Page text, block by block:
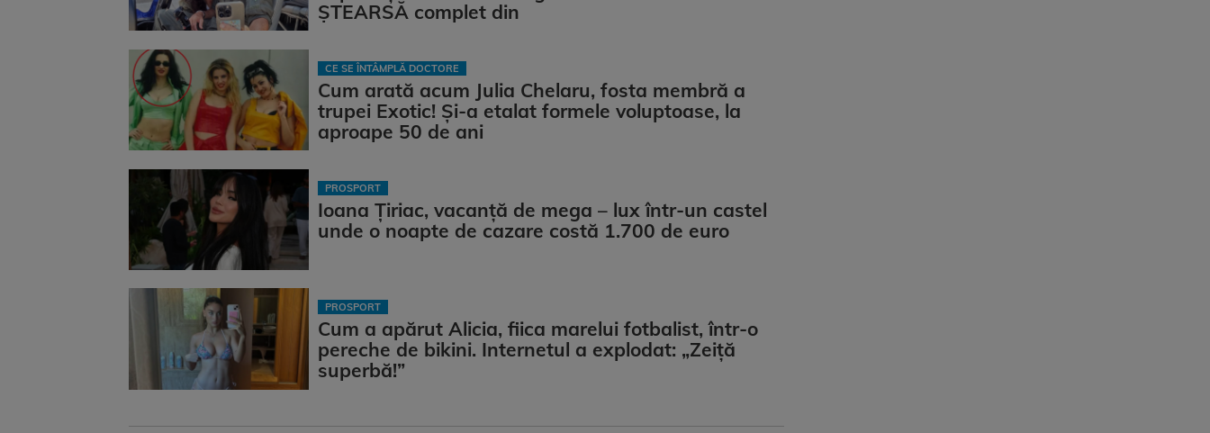
ȘTEARSĂ complet din
CE SE ÎNTÂMPLĂ DOCTORE
Cum arată acum Julia Chelaru, fosta membră a
trupei Exotic! Și-a etalat formele voluptoase, la
aproape 50 de ani
PROSPORT
Ioana Țiriac, vacanță de mega – lux într-un castel
unde o noapte de cazare costă 1.700 de euro
PROSPORT
Cum a apărut Alicia, fiica marelui fotbalist, într-o
pereche de bikini. Internetul a explodat: „Zeiță
superbă!”